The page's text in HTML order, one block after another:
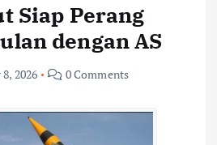
Siap Perang
dengan AS
2026 0 Comments